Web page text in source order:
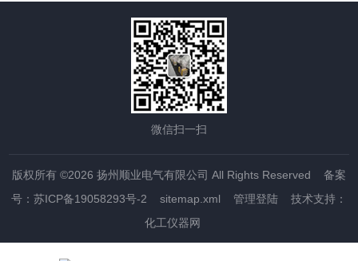
微信扫一扫
版权所有 ©2026 扬州顺业电气有限公司 All Rights Reserved 备案
号：苏ICP备19058293号-2
sitemap.xml 管理登陆 技术支持：
化工仪器网